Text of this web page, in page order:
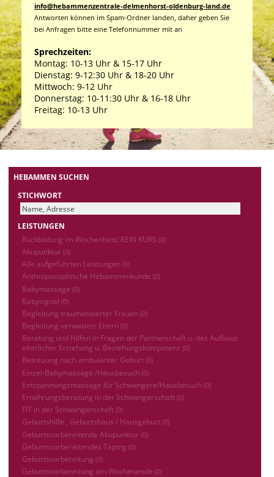
info@hebammenzentrale-delmenhorst-oldenburg-land.de
Antworten können im Spam-Ordner landen, daher geben Sie
bei Anfragen bitte eine Telefonnummer mit an
Sprechzeiten:
Montag: 10-13 Uhr & 15-17 Uhr
Dienstag: 9-12:30 Uhr & 18-20 Uhr
Mittwoch: 9-12 Uhr
Donnerstag: 10-11:30 Uhr & 16-18 Uhr
Freitag: 10-13 Uhr
HEBAMMEN SUCHEN
STICHWORT
LEISTUNGEN
Rückbildung im Wochenbett/ KEIN KURS (0)
Akupunktur (0)
Alle aufgeführten Leistungen (0)
Anthroposophische Hebammenkunde (0)
Babymassage (0)
Babysignal (0)
Begleitung traumatisierter Frauen (0)
Begleitung verwaister Eltern (0)
Beratung und Hilfen in Fragen der Partnerschaft u. des Aufbaus
elterlicher Erziehung u. Beziehungskompetenz (0)
Betreuung nach ambulanter Geburt (0)
Einzel-Babymassage /Hausbesuch (0)
Entspannungsmassage für Schwangere/Hausbesuch (0)
Ernährungsberatung in der Schwangerschaft (0)
FIT in der Schwangerschaft (0)
Geburtshilfe , Geburtshaus / Hausgeburt (0)
Geburtsvorbereitende Akupunktur (0)
Geburtsvorbereitendes Taping (0)
Geburtsvorbereitung (0)
Geburtsvorbereitung am Wochenende (0)